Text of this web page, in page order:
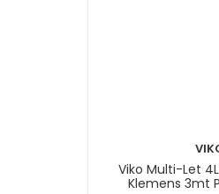
Viko Multi-Let
Klemens 3mt